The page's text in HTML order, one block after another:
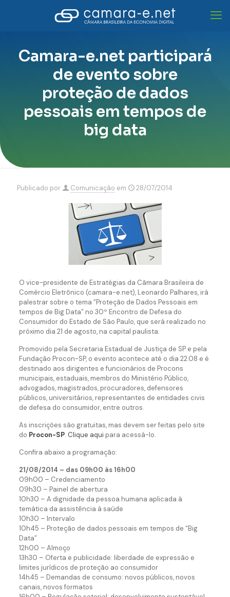
Camara-e.net participará
de evento sobre
proteção de dados
pessoais em tempos de
big data
Publicado por Comunicação em 28/07/2014
O vice-presidente de Estratégias da Câmara Brasileira de
Comércio Eletrônico (camara-e.net), Leonardo Palhares, irá
palestrar sobre o tema “Proteção de Dados Pessoais em
tempos de Big Data” no 30º Encontro de Defesa do
Consumidor do Estado de São Paulo, que será realizado no
próximo dia 21 de agosto, na capital paulista.
Promovido pela Secretaria Estadual de Justiça de SP e pela
Fundação Procon-SP, o evento acontece até o dia 22.08 e é
destinado aos dirigentes e funcionários de Procons
municipais, estaduais, membros do Ministério Público,
advogados, magistrados, procuradores, defensores
públicos, universitários, representantes de entidades civis
de defesa do consumidor, entre outros.
As inscrições são gratuitas, mas devem ser feitas pelo site
do Procon-SP. Clique aqui para acessá-lo.
Confira abaixo a programação:
21/08/2014 – das 09h00 às 16h00
09h00 – Credenciamento
09h30 – Painel de abertura
10h30 – A dignidade da pessoa humana aplicada à
temática da assistência à saúde
10h30 – Intervalo
10h45 – Proteção de dados pessoais em tempos de “Big
Data”
12h00 – Almoço
13h30 – Oferta e publicidade: liberdade de expressão e
limites jurídicos de proteção ao consumidor
14h45 – Demandas de consumo: novos públicos, novos
canais, novos formatos